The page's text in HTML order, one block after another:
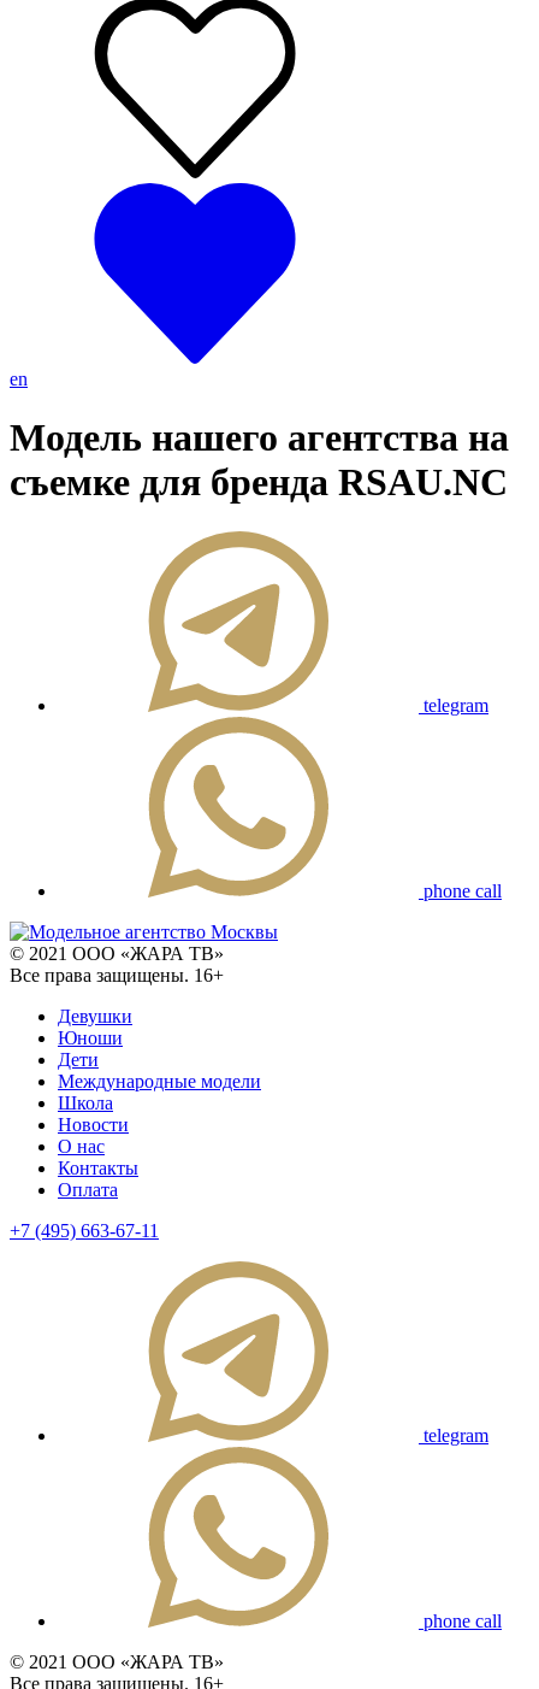
en
Модель нашего агентства на
съемке для бренда RSAU.NC
telegram
phone call
© 2021 ООО «ЖАРА ТВ»
Все права защищены. 16+
Девушки
Юноши
Дети
Международные модели
Школа
Новости
О нас
Контакты
Оплата
+7 (495) 663-67-11
telegram
phone call
© 2021 ООО «ЖАРА ТВ»
Все права защищены. 16+